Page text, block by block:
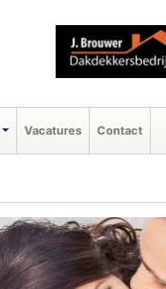
Vacatures Contact